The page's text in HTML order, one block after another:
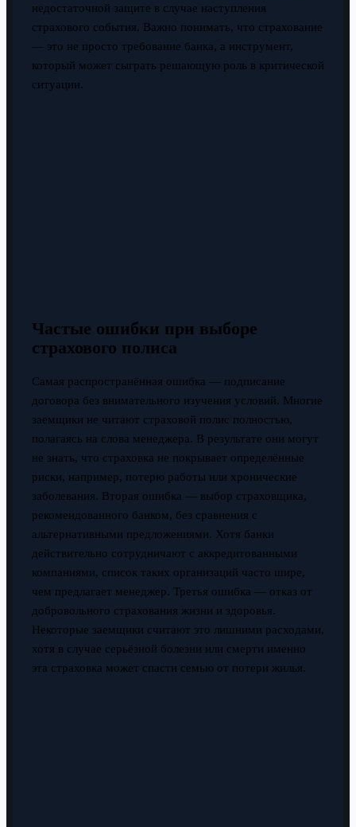
недостаточной защите в случае наступления
страхового события. Важно понимать, что страхование
— это не просто требование банка, а инструмент,
который может сыграть решающую роль в критической
ситуации.
Частые ошибки при выборе
страхового полиса
Самая распространённая ошибка — подписание
договора без внимательного изучения условий. Многие
заемщики не читают страховой полис полностью,
полагаясь на слова менеджера. В результате они могут
не знать, что страховка не покрывает определённые
риски, например, потерю работы или хронические
заболевания. Вторая ошибка — выбор страховщика,
рекомендованного банком, без сравнения с
альтернативными предложениями. Хотя банки
действительно сотрудничают с аккредитованными
компаниями, список таких организаций часто шире,
чем предлагает менеджер. Третья ошибка — отказ от
добровольного страхования жизни и здоровья.
Некоторые заемщики считают это лишними расходами,
хотя в случае серьёзной болезни или смерти именно
эта страховка может спасти семью от потери жилья.